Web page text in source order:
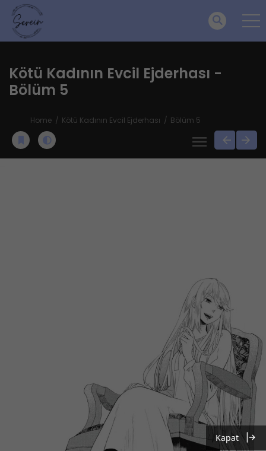
Kötü Kadının Evcil Ejderhası -
Bölüm 5
Home Kötü Kadının Evcil Ejderhası Bölüm 5
Kapat